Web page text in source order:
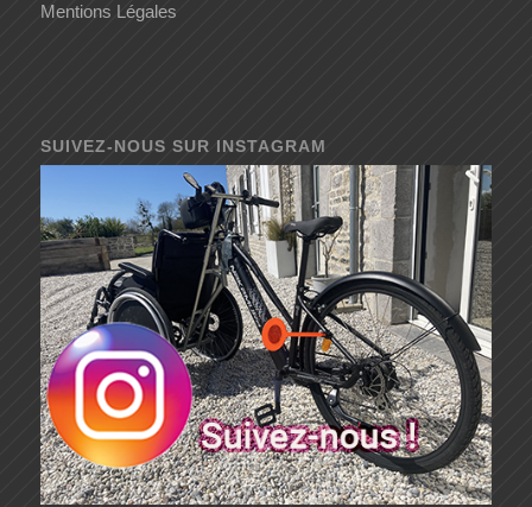
Mentions Légales
SUIVEZ-NOUS SUR INSTAGRAM